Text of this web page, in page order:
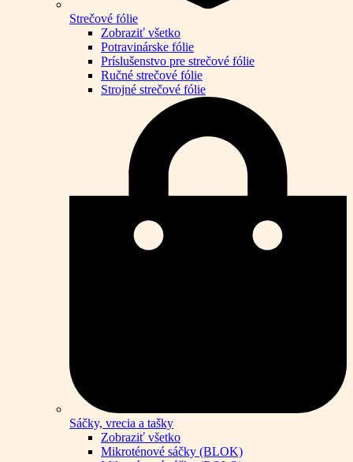
Strečové fólie
Zobraziť všetko
Potravinárske fólie
Príslušenstvo pre strečové fólie
Ručné strečové fólie
Strojné strečové fólie
Sáčky, vrecia a tašky
Zobraziť všetko
Mikroténové sáčky (BLOK)